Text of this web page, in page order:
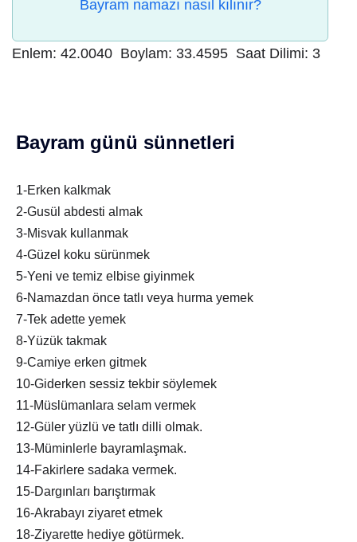
Bayram namazı nasıl kılınır?
Enlem: 42.0040 Boylam: 33.4595 Saat Dilimi: 3
Bayram günü sünnetleri
1-Erken kalkmak
2-Gusül abdesti almak
3-Misvak kullanmak
4-Güzel koku sürünmek
5-Yeni ve temiz elbise giyinmek
6-Namazdan önce tatlı veya hurma yemek
7-Tek adette yemek
8-Yüzük takmak
9-Camiye erken gitmek
10-Giderken sessiz tekbir söylemek
11-Müslümanlara selam vermek
12-Güler yüzlü ve tatlı dilli olmak.
13-Müminlerle bayramlaşmak.
14-Fakirlere sadaka vermek.
15-Dargınları barıştırmak
16-Akrabayı ziyaret etmek
18-Ziyarette hediye götürmek.